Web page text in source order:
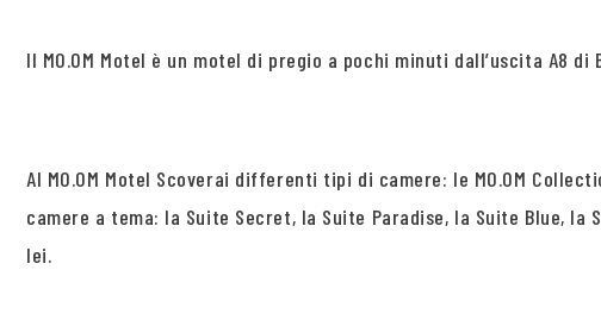
Il MO.OM Motel è un motel di pregio a pochi minuti dall’uscita
Al MO.OM Motel Scoverai differenti tipi di camere: le MO.OM
camere a tema: la Suite Secret, la Suite Paradise, la Suite Blue,
lei.